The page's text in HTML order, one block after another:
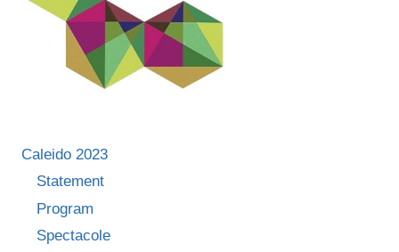
Caleido 2023
Statement
Program
Spectacole